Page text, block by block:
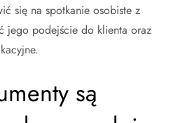
się na spotkanie osobiste z
jego podejście do klienta oraz
są